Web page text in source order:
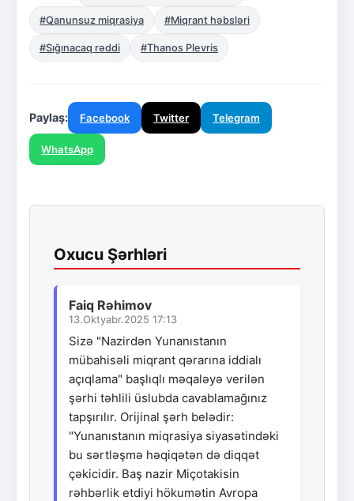
#Qanunsuz miqrasiya #Miqrant həbsləri
#Sığınacaq rəddi #Thanos Plevris
Paylaş: Facebook Twitter Telegram
WhatsApp
Oxucu Şərhləri
Faiq Rəhimov
13.Oktyabr.2025 17:13
Sizə "Nazirdən Yunanıstanın
mübahisəli miqrant qərarına iddialı
açıqlama" başlıqlı məqaləyə verilən
şərhi təhlili üslubda cavablamağınız
tapşırılır. Orijinal şərh belədir:
"Yunanıstanın miqrasiya siyasətindəki
bu sərtləşmə həqiqətən də diqqət
çəkicidir. Baş nazir Miçotakisin
rəhbərlik etdiyi hökumətin Avropa